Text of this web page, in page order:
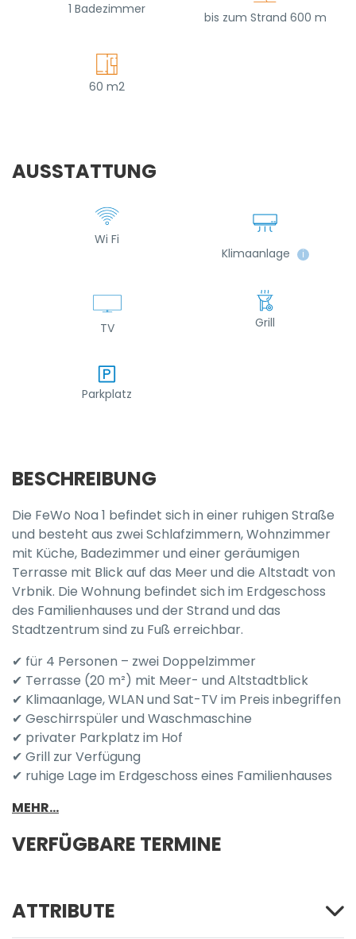
1 Badezimmer
bis zum Strand 600 m
60 m2
AUSSTATTUNG
Wi Fi
Klimaanlage
ℹ
TV Grill
Parkplatz
BESCHREIBUNG
Die FeWo Noa 1 befindet sich in einer ruhigen Straße
und besteht aus zwei Schlafzimmern, Wohnzimmer
mit Küche, Badezimmer und einer geräumigen
Terrasse mit Blick auf das Meer und die Altstadt von
Vrbnik. Die Wohnung befindet sich im Erdgeschoss
des Familienhauses und der Strand und das
Stadtzentrum sind zu Fuß erreichbar.
✔ für 4 Personen – zwei Doppelzimmer
✔ Terrasse (20 m²) mit Meer- und Altstadtblick
✔ Klimaanlage, WLAN und Sat-TV im Preis inbegriffen
✔ Geschirrspüler und Waschmaschine
✔ privater Parkplatz im Hof
✔ Grill zur Verfügung
✔ ruhige Lage im Erdgeschoss eines Familienhauses
MEHR...
VERFÜGBARE TERMINE
ATTRIBUTE